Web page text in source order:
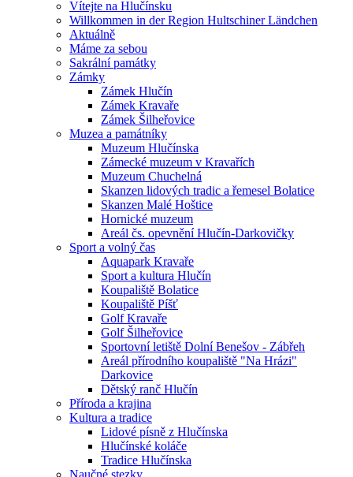
Vítejte na Hlučínsku
Willkommen in der Region Hultschiner Ländchen
Aktuálně
Máme za sebou
Sakrální památky
Zámky
Zámek Hlučín
Zámek Kravaře
Zámek Šilheřovice
Muzea a památníky
Muzeum Hlučínska
Zámecké muzeum v Kravařích
Muzeum Chuchelná
Skanzen lidových tradic a řemesel Bolatice
Skanzen Malé Hoštice
Hornické muzeum
Areál čs. opevnění Hlučín-Darkovičky
Sport a volný čas
Aquapark Kravaře
Sport a kultura Hlučín
Koupaliště Bolatice
Koupaliště Píšť
Golf Kravaře
Golf Šilheřovice
Sportovní letiště Dolní Benešov - Zábřeh
Areál přírodního koupaliště "Na Hrázi"
Darkovice
Dětský ranč Hlučín
Příroda a krajina
Kultura a tradice
Lidové písně z Hlučínska
Hlučínské koláče
Tradice Hlučínska
Naučné stezky